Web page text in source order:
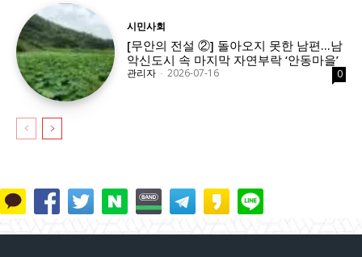
시민사회
[무안의 전설 ②] 돌아오지 못한 남편…남
악신도시 속 마지막 자연부락 ‘안동마을’
관리자 - 2026-07-16 0